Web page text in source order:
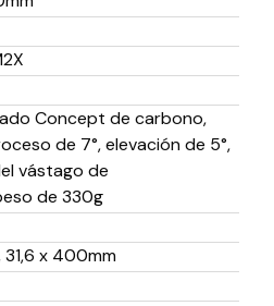
Concept de carbono,
de 7°, elevación de 5°,
vástago de
de 330g
x 400mm